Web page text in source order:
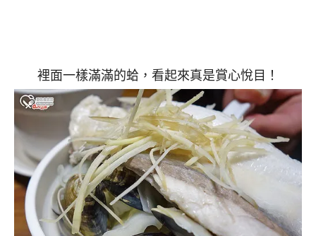
裡面一樣滿滿的蛤，看起來真是賞心悅目！